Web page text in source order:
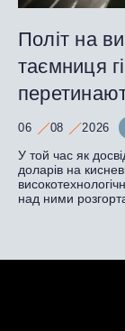
Політ на
таємниця
06 08 2026
У той час як
доларів на
над ними